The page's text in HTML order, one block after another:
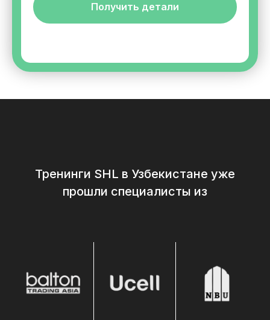
Получить детали
Тренинги SHL в Узбекистане уже
прошли специалисты из